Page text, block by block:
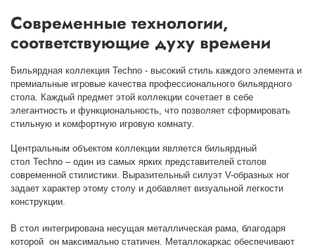
Современные технологии,
соответствующие духу времени
Бильярдная коллекция Techno - высокий стиль каждого элемента и
премиальные игровые качества профессионального бильярдного
стола. Каждый предмет этой коллекции сочетает в себе
элегантность и функциональность, что позволяет сформировать
стильную и комфортную игровую комнату.
Центральным объектом коллекции является бильярдный
стол Techno – один из самых ярких представителей столов
современной стилистики. Выразительный силуэт V-образных ног
задает характер этому столу и добавляет визуальной легкости
конструкции.
В стол интегрирована несущая металлическая рама, благодаря
которой он максимально статичен. Металлокаркас обеспечивают